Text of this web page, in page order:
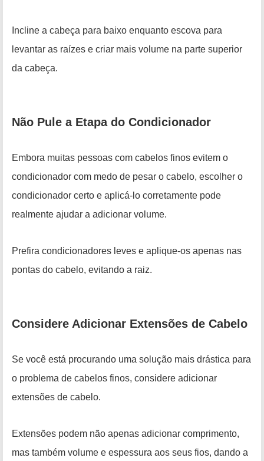
Incline a cabeça para baixo enquanto escova para
levantar as raízes e criar mais volume na parte superior
da cabeça.
Não Pule a Etapa do Condicionador
Embora muitas pessoas com cabelos finos evitem o
condicionador com medo de pesar o cabelo, escolher o
condicionador certo e aplicá-lo corretamente pode
realmente ajudar a adicionar volume.
Prefira condicionadores leves e aplique-os apenas nas
pontas do cabelo, evitando a raiz.
Considere Adicionar Extensões de Cabelo
Se você está procurando uma solução mais drástica para
o problema de cabelos finos, considere adicionar
extensões de cabelo.
Extensões podem não apenas adicionar comprimento,
mas também volume e espessura aos seus fios, dando a